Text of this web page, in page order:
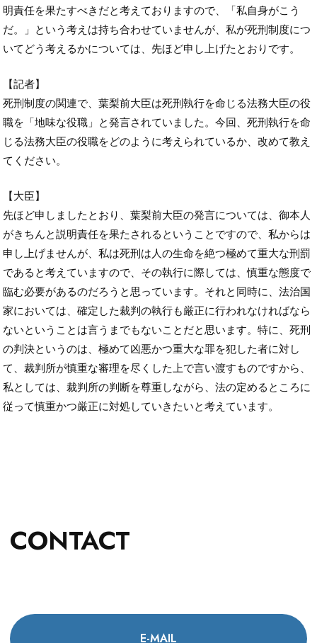
明責任を果たすべきだと考えておりますので、「私自身がこう
だ。」という考えは持ち合わせていませんが、私が死刑制度につ
いてどう考えるかについては、先ほど申し上げたとおりです。
【記者】
死刑制度の関連で、葉梨前大臣は死刑執行を命じる法務大臣の役
職を「地味な役職」と発言されていました。今回、死刑執行を命
じる法務大臣の役職をどのように考えられているか、改めて教え
てください。
【大臣】
先ほど申しましたとおり、葉梨前大臣の発言については、御本人
がきちんと説明責任を果たされるということですので、私からは
申し上げませんが、私は死刑は人の生命を絶つ極めて重大な刑罰
であると考えていますので、その執行に際しては、慎重な態度で
臨む必要があるのだろうと思っています。それと同時に、法治国
家においては、確定した裁判の執行も厳正に行われなければなら
ないということは言うまでもないことだと思います。特に、死刑
の判決というのは、極めて凶悪かつ重大な罪を犯した者に対し
て、裁判所が慎重な審理を尽くした上で言い渡すものですから、
私としては、裁判所の判断を尊重しながら、法の定めるところに
従って慎重かつ厳正に対処していきたいと考えています。
CONTACT
E-MAIL